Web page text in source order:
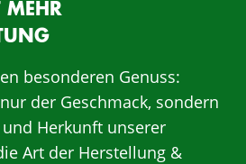
MEHR
besonderen Genuss:
der Geschmack, sondern
Herkunft unserer
Art der Herstellung &